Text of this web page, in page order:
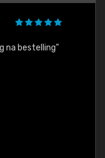
na bestelling"